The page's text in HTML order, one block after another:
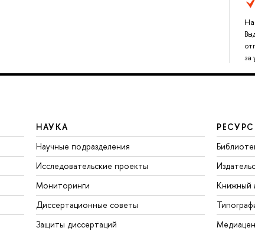
за
НАУКА
Научные подразделения
Исследовательские проекты
Мониторинги
Диссертационные советы
Защиты диссертаций
Книжный